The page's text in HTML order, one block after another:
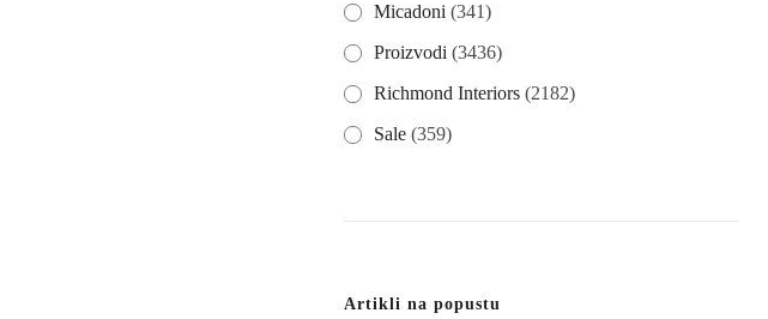
Micadoni (341)
Proizvodi (3436)
Richmond Interiors (2182)
Sale (359)
Artikli na popustu